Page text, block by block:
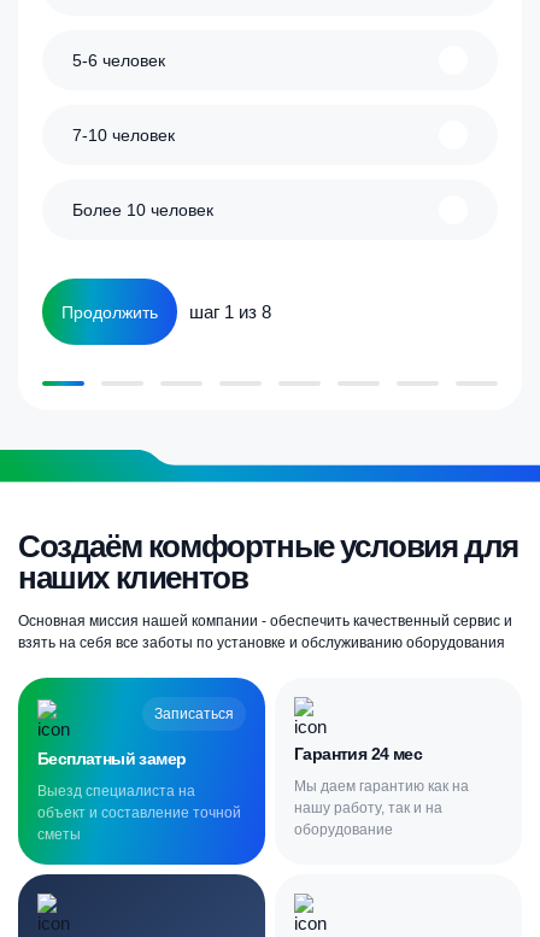
5-6 человек
7-10 человек
Более 10 человек
Продолжить шаг 1 из 8
Создаём комфортные условия для
наших клиентов
Основная миссия нашей компании - обеспечить качественный сервис и
взять на себя все заботы по установке и обслуживанию оборудования
Записаться
Бесплатный замер
Выезд специалиста на
объект и составление точной
сметы
Гарантия 24 мес
Мы даем гарантию как на
нашу работу, так и на
оборудование